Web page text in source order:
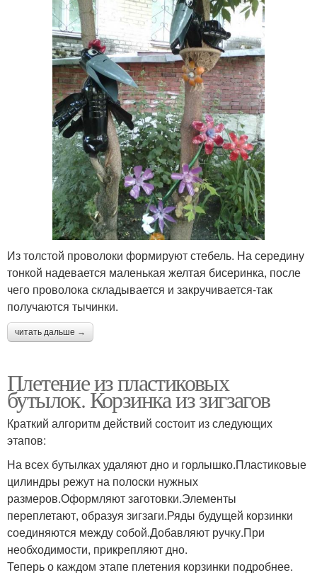
Из толстой проволоки формируют стебель. На середину
тонкой надевается маленькая желтая бисеринка, после
чего проволока складывается и закручивается-так
получаются тычинки.
читать дальше →
Плетение из пластиковых
бутылок. Корзинка из зигзагов
Краткий алгоритм действий состоит из следующих
этапов:
На всех бутылках удаляют дно и горлышко.Пластиковые
цилиндры режут на полоски нужных
размеров.Оформляют заготовки.Элементы
переплетают, образуя зигзаги.Ряды будущей корзинки
соединяются между собой.Добавляют ручку.При
необходимости, прикрепляют дно.
Теперь о каждом этапе плетения корзинки подробнее.